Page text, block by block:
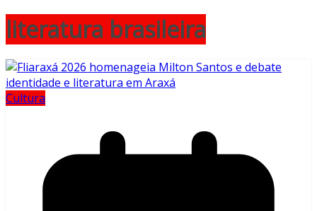
literatura brasileira
Cultura